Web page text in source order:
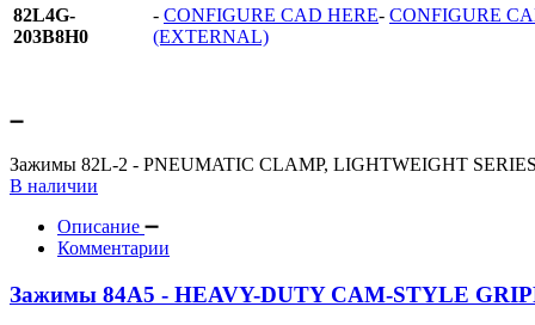
82L4G-
203B8H0
- CONFIGURE CAD HERE- CONFIGURE
(EXTERNAL)
Зажимы 82L-2 - PNEUMATIC CLAMP, LIGHTWEIGHT SERIES
В наличии
Описание
Комментарии
Зажимы 84A5 - HEAVY-DUTY CAM-STYLE